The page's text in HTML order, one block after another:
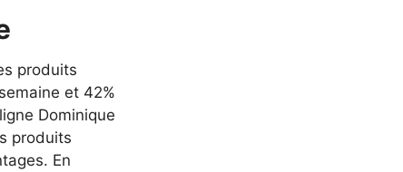
produits
et 42%
Dominique
produits
En